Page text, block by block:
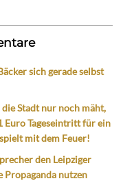
sich gerade selbst
Stadt nur noch mäht,
Euro Tageseintritt für ein
mit dem Feuer!
den Leipziger
nutzen